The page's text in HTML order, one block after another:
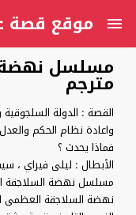
موقع
مسلسل نهضة
مترجم
القصة : الدولة
واعادة نظام الحكم
فماذا يحدث ؟
الأبطال : ليلى فيراي ،
مسلسل نهضة السلاجقة
نهضة السلاجقة العظمى